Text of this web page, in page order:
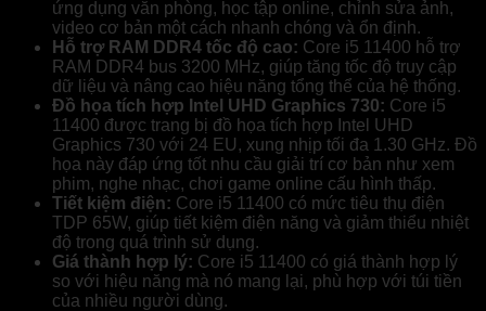
ứng dụng văn phòng, học tập online, chỉnh sửa ảnh,
video cơ bản một cách nhanh chóng và ổn định.
Hỗ trợ RAM DDR4 tốc độ cao: Core i5 11400 hỗ trợ
RAM DDR4 bus 3200 MHz, giúp tăng tốc độ truy cập
dữ liệu và nâng cao hiệu năng tổng thể của hệ thống.
Đồ họa tích hợp Intel UHD Graphics 730: Core i5
11400 được trang bị đồ họa tích hợp Intel UHD
Graphics 730 với 24 EU, xung nhịp tối đa 1.30 GHz. Đồ
họa này đáp ứng tốt nhu cầu giải trí cơ bản như xem
phim, nghe nhạc, chơi game online cấu hình thấp.
Tiết kiệm điện: Core i5 11400 có mức tiêu thụ điện
TDP 65W, giúp tiết kiệm điện năng và giảm thiểu nhiệt
độ trong quá trình sử dụng.
Giá thành hợp lý: Core i5 11400 có giá thành hợp lý
so với hiệu năng mà nó mang lại, phù hợp với túi tiền
của nhiều người dùng.